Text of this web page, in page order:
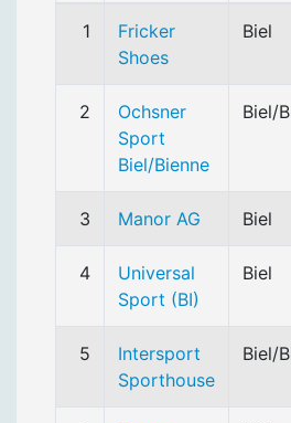
1
Fricker
Shoes
Biel
2
Ochsner
Sport
Biel/Bienne
Biel/
3 Manor AG Biel
4
Universal
Sport (BI)
Biel
5
Intersport
Sporthouse
Biel/